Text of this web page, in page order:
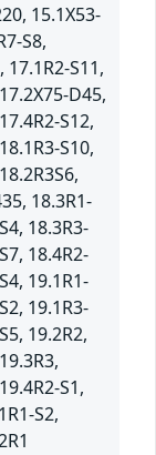
15.1X53-
S8,
17.1R2-S11,
D45,
S12,
S10,
18.3R1-
18.3R3-
18.4R2-
19.1R1-
19.1R3-
19.2R2,
S1,
S2,